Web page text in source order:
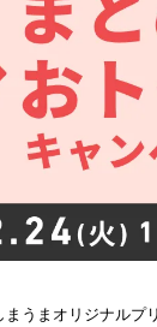
まうまオリジナルプ